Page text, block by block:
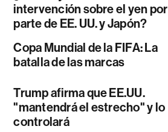
intervención sobre el yen por
parte de EE. UU. y Japón?
Copa Mundial de la FIFA: La
batalla de las marcas
Trump afirma que EE.UU.
"mantendrá el estrecho" y lo
controlará